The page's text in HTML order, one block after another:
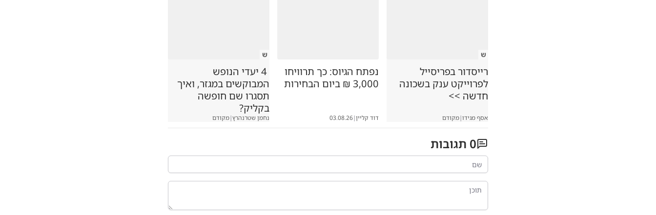
ש
רייסדור בפריסייל
לפרוייקט ענק בשכונה
חדשה >>
אסף מגידו|מקודם
נפתח הגיוס: כך תרוויחו
3,000 ₪ ביום הבחירות
דוד קליין|
03.08.26
ש
4 יעדי הנופש
המבוקשים במגזר, ואיך
תסגרו שם חופשה
בקליק?
נחמן שטרנהרץ|מקודם
0 תגובות